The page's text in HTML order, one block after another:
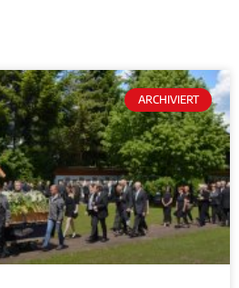
ARCHIVIERT